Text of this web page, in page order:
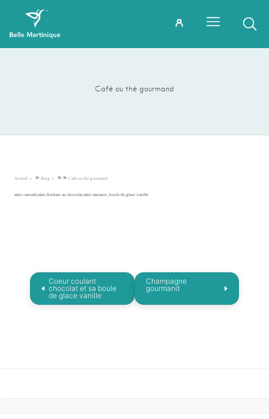
Café ou thé gourmand
Accueil » Blog » » Café ou thé gourmand
mini cannelé,mini fondant au chocolat,mini macaron, boule de glace vanille
Coeur coulant
chocolat et sa boule
de glace vanille
Champagne
gourmand